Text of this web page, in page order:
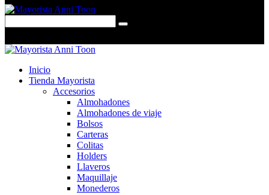
Inicio
Tienda Mayorista
Accesorios
Almohadones
Almohadones de viaje
Bolsos
Carteras
Colitas
Holders
Llaveros
Maquillaje
Monederos